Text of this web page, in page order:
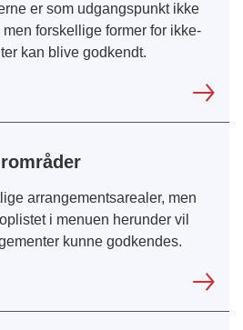
er som udgangspunkt ikke
forskellige former for ikke-
kan blive godkendt.
arrangementsarealer, men
i menuen herunder vil
kunne godkendes.